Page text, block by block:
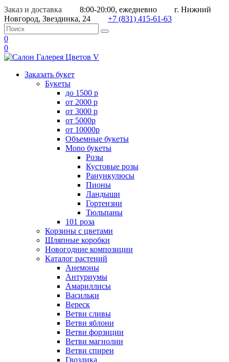
Заказ и доставка 8:00-20:00, ежедневно
г. Нижний
Новгород, Звездинка, 24
+7 (831) 415-61-63
0
0
Заказать букет
Букеты
до 1500 р
от 2000 р
от 3000 р
от 5000р
от 10000р
Объемные букеты
Mono букеты
Розы
Кустовые розы
Ранункулюсы
Пионы
Ландыши
Гортензии
Тюльпаны
101 роза
Корзины с цветами
Шляпные коробки
Новогодние композиции
Каталог растений
Анемоны
Антуриумы
Амариллисы
Васильки
Вереск
Ветви сливы
Ветви яблони
Ветви форзиции
Ветви магнолии
Ветви спиреи
Гвоздика